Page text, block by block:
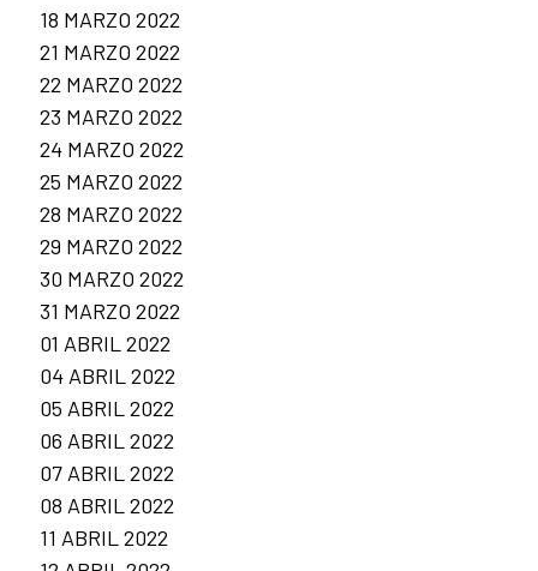
18 MARZO 2022
21 MARZO 2022
22 MARZO 2022
23 MARZO 2022
24 MARZO 2022
25 MARZO 2022
28 MARZO 2022
29 MARZO 2022
30 MARZO 2022
31 MARZO 2022
01 ABRIL 2022
04 ABRIL 2022
05 ABRIL 2022
06 ABRIL 2022
07 ABRIL 2022
08 ABRIL 2022
11 ABRIL 2022